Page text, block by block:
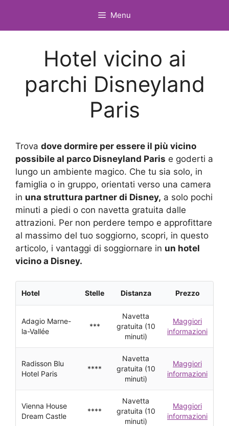
contenuto
Menu
Hotel vicino ai
parchi Disneyland
Paris
Trova dove dormire per essere il più vicino
possibile al parco Disneyland Paris e goderti a
lungo un ambiente magico. Che tu sia solo, in
famiglia o in gruppo, orientati verso una camera
in una struttura partner di Disney, a solo pochi
minuti a piedi o con navetta gratuita dalle
attrazioni. Per non perdere tempo e approfittare
al massimo del tuo soggiorno, scopri, in questo
articolo, i vantaggi di soggiornare in un hotel
vicino a Disney.
Hotel Stelle Distanza Prezzo
Adagio Marne-
la-Vallée
***
Navetta
gratuita (10
minuti)
Maggiori
informazioni
Radisson Blu
Hotel Paris
****
Navetta
gratuita (10
minuti)
Maggiori
informazioni
Vienna House
Dream Castle
****
Navetta
gratuita (10
minuti)
Maggiori
informazioni